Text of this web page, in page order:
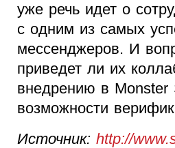
уже речь идет о
с одним из самых
мессенджеров. И
приведет ли их
внедрению в Monster
возможности
Источник: http://